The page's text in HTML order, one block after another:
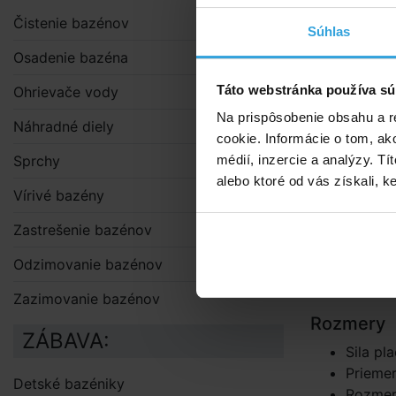
Súhlas
Táto webstránka používa
Na prispôsobenie obsahu a
cookie. Informácie o tom,
médií, inzercie a analýzy.
alebo ktoré od vás získali,
voľne
tým jej
Na zimu je
všetkých
Rozmery
Sila
Čistenie bazénov
Osadenie bazéna
Ohrievače vody
Náhradné diely
Sprchy
Vírivé bazény
Zastrešenie bazénov
Odzimovanie bazénov
Zazimovanie bazénov
ZÁBAVA:
Detské bazéniky